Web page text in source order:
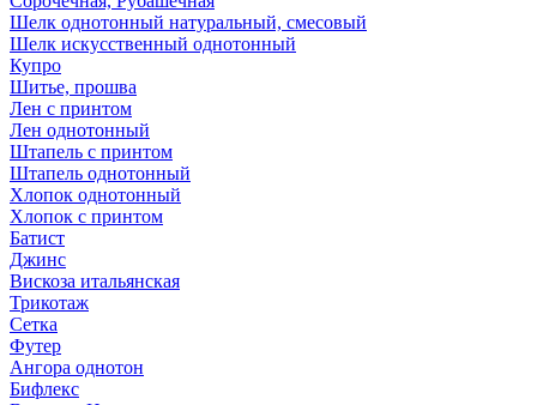
Шелк однотонный натуральный, смесовый
Шелк искусственный однотонный
Купро
Шитье, прошва
Лен с принтом
Лен однотонный
Штапель с принтом
Штапель однотонный
Хлопок однотонный
Хлопок с принтом
Батист
Джинс
Вискоза итальянская
Трикотаж
Сетка
Футер
Ангора однотон
Бифлекс